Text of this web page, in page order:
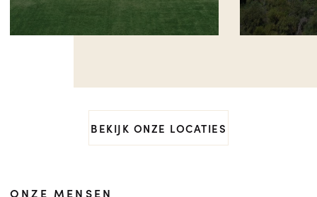
BEKIJK ONZE LOCATIES
ONZE MENSEN